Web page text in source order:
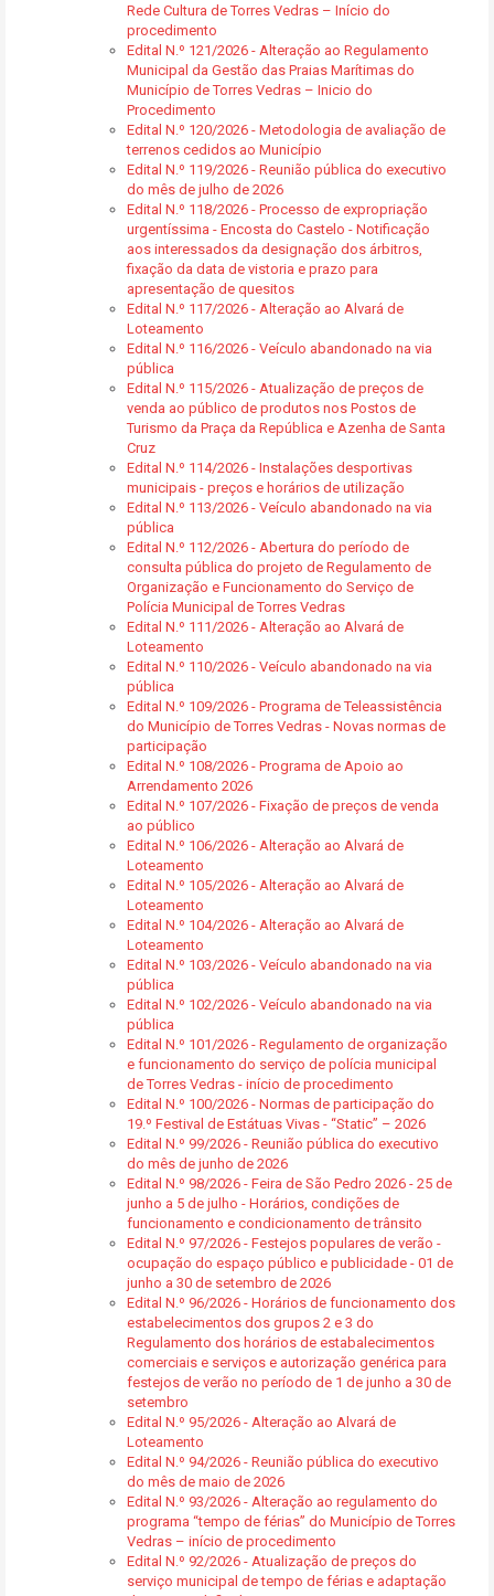
Rede Cultura de Torres Vedras – Início do
procedimento
Edital N.º 121/2026 - Alteração ao Regulamento
Municipal da Gestão das Praias Marítimas do
Município de Torres Vedras – Inicio do
Procedimento
Edital N.º 120/2026 - Metodologia de avaliação de
terrenos cedidos ao Município
Edital N.º 119/2026 - Reunião pública do executivo
do mês de julho de 2026
Edital N.º 118/2026 - Processo de expropriação
urgentíssima - Encosta do Castelo - Notificação
aos interessados da designação dos árbitros,
fixação da data de vistoria e prazo para
apresentação de quesitos
Edital N.º 117/2026 - Alteração ao Alvará de
Loteamento
Edital N.º 116/2026 - Veículo abandonado na via
pública
Edital N.º 115/2026 - Atualização de preços de
venda ao público de produtos nos Postos de
Turismo da Praça da República e Azenha de Santa
Cruz
Edital N.º 114/2026 - Instalações desportivas
municipais - preços e horários de utilização
Edital N.º 113/2026 - Veículo abandonado na via
pública
Edital N.º 112/2026 - Abertura do período de
consulta pública do projeto de Regulamento de
Organização e Funcionamento do Serviço de
Polícia Municipal de Torres Vedras
Edital N.º 111/2026 - Alteração ao Alvará de
Loteamento
Edital N.º 110/2026 - Veículo abandonado na via
pública
Edital N.º 109/2026 - Programa de Teleassistência
do Município de Torres Vedras - Novas normas de
participação
Edital N.º 108/2026 - Programa de Apoio ao
Arrendamento 2026
Edital N.º 107/2026 - Fixação de preços de venda
ao público
Edital N.º 106/2026 - Alteração ao Alvará de
Loteamento
Edital N.º 105/2026 - Alteração ao Alvará de
Loteamento
Edital N.º 104/2026 - Alteração ao Alvará de
Loteamento
Edital N.º 103/2026 - Veículo abandonado na via
pública
Edital N.º 102/2026 - Veículo abandonado na via
pública
Edital N.º 101/2026 - Regulamento de organização
e funcionamento do serviço de polícia municipal
de Torres Vedras - início de procedimento
Edital N.º 100/2026 - Normas de participação do
19.º Festival de Estátuas Vivas - “Static” – 2026
Edital N.º 99/2026 - Reunião pública do executivo
do mês de junho de 2026
Edital N.º 98/2026 - Feira de São Pedro 2026 - 25 de
junho a 5 de julho - Horários, condições de
funcionamento e condicionamento de trânsito
Edital N.º 97/2026 - Festejos populares de verão -
ocupação do espaço público e publicidade - 01 de
junho a 30 de setembro de 2026
Edital N.º 96/2026 - Horários de funcionamento dos
estabelecimentos dos grupos 2 e 3 do
Regulamento dos horários de estabalecimentos
comerciais e serviços e autorização genérica para
festejos de verão no período de 1 de junho a 30 de
setembro
Edital N.º 95/2026 - Alteração ao Alvará de
Loteamento
Edital N.º 94/2026 - Reunião pública do executivo
do mês de maio de 2026
Edital N.º 93/2026 - Alteração ao regulamento do
programa “tempo de férias” do Município de Torres
Vedras – início de procedimento
Edital N.º 92/2026 - Atualização de preços do
serviço municipal de tempo de férias e adaptação